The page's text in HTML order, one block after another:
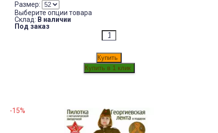
Размер:
Выберите опции товара
Склад: В наличии
Под заказ
Купить
-15%